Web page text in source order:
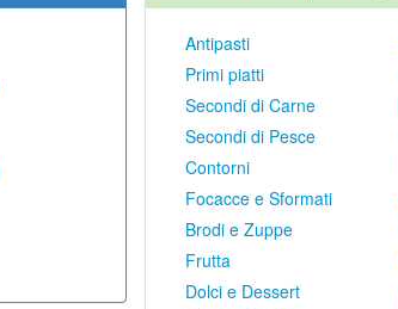
Antipasti
Primi piatti
Secondi di Carne
Secondi di Pesce
Contorni
Focacce e Sformati
Brodi e Zuppe
Frutta
Dolci e Dessert